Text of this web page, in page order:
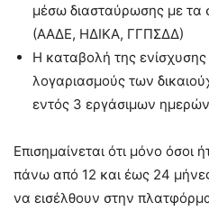
μέσω διασταύρωσης με τα
(ΑΑΔΕ, ΗΔΙΚΑ, ΓΓΠΣΔΔ)
Η καταβολή της ενίσχυσης
λογαριασμούς των
εντός 3 εργάσιμων
Επισημαίνεται ότι μόνο όσοι
πάνω από 12 και έως 24
να εισέλθουν στην